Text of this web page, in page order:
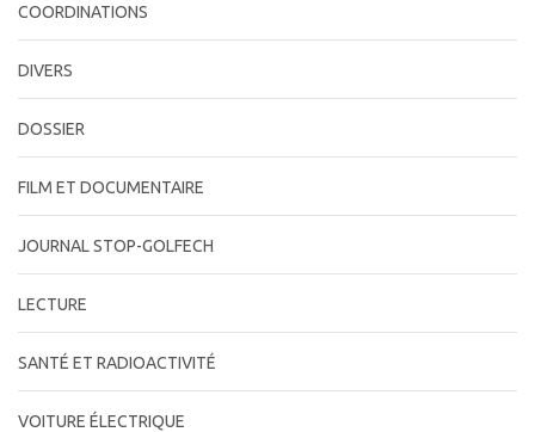
COORDINATIONS
DIVERS
DOSSIER
FILM ET DOCUMENTAIRE
JOURNAL STOP-GOLFECH
LECTURE
SANTÉ ET RADIOACTIVITÉ
VOITURE ÉLECTRIQUE